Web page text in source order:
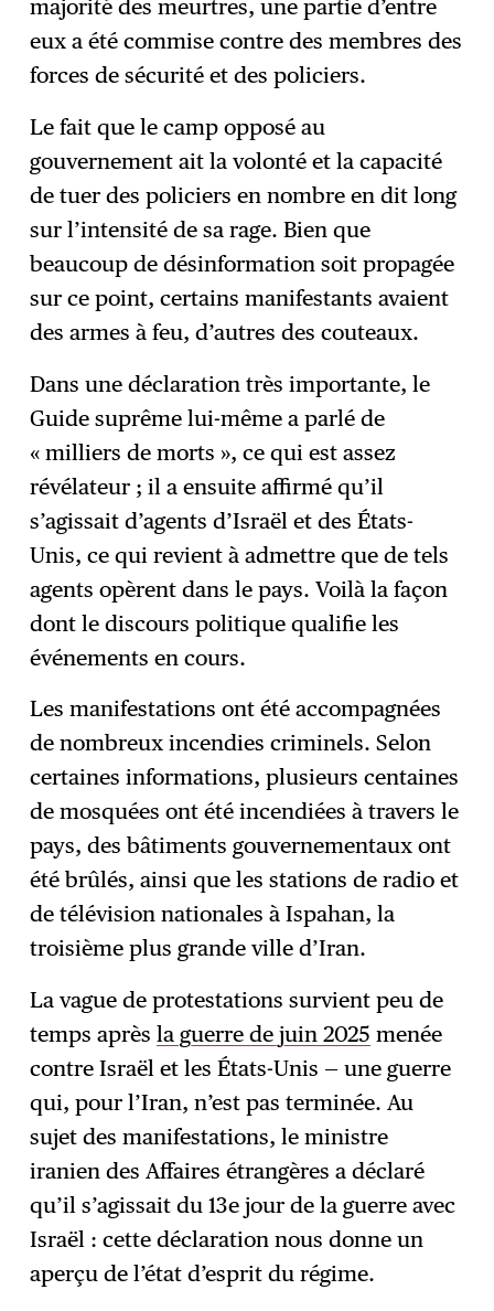
majorité des meurtres, une partie d’entre
eux a été commise contre des membres des
forces de sécurité et des policiers.
Le fait que le camp opposé au
gouvernement ait la volonté et la capacité
de tuer des policiers en nombre en dit long
sur l’intensité de sa rage. Bien que
beaucoup de désinformation soit propagée
sur ce point, certains manifestants avaient
des armes à feu, d’autres des couteaux.
Dans une déclaration très importante, le
Guide suprême lui-même a parlé de
« milliers de morts », ce qui est assez
révélateur ; il a ensuite affirmé qu’il
s’agissait d’agents d’Israël et des États-
Unis, ce qui revient à admettre que de tels
agents opèrent dans le pays. Voilà la façon
dont le discours politique qualifie les
événements en cours.
Les manifestations ont été accompagnées
de nombreux incendies criminels. Selon
certaines informations, plusieurs centaines
de mosquées ont été incendiées à travers le
pays, des bâtiments gouvernementaux ont
été brûlés, ainsi que les stations de radio et
de télévision nationales à Ispahan, la
troisième plus grande ville d’Iran.
La vague de protestations survient peu de
temps aprèsla guerre de juin 2025 menée
contre Israël et les États-Unis — une guerre
qui, pour l’Iran, n’est pas terminée. Au
sujet des manifestations, le ministre
iranien des Affaires étrangères a déclaré
qu’il s’agissait du 13e jour de la guerre avec
Israël : cette déclaration nous donne un
aperçu de l’état d’esprit du régime.